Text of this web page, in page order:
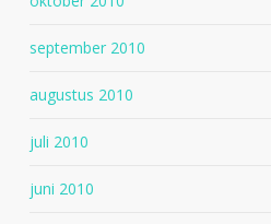
september 2010
augustus 2010
juli 2010
juni 2010